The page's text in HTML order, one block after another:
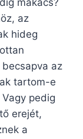
makacs?
az
hideg
az
tartom-e
pedig
erejét,
a